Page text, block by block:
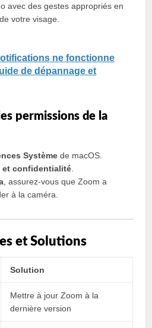
avec des gestes appropriés en
votre visage.
ne fonctionne
de dépannage et
permissions de la
Système de macOS.
et confidentialité
, assurez-vous que Zoom a
à la caméra.
et Solutions
Solution
Mettre à jour Zoom à la
dernière version